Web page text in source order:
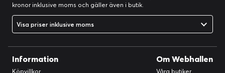
kronor inklusive moms och gäller även i butik.
Visa priser inklusive moms
Information
Köpvillkor
Om Webhallen
Våra butiker